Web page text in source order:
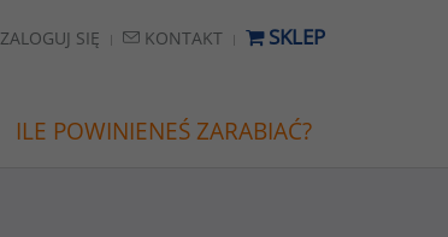
ZALOGUJ SIĘ KONTAKT SKLEP
ILE POWINIENEŚ ZARABIAĆ?